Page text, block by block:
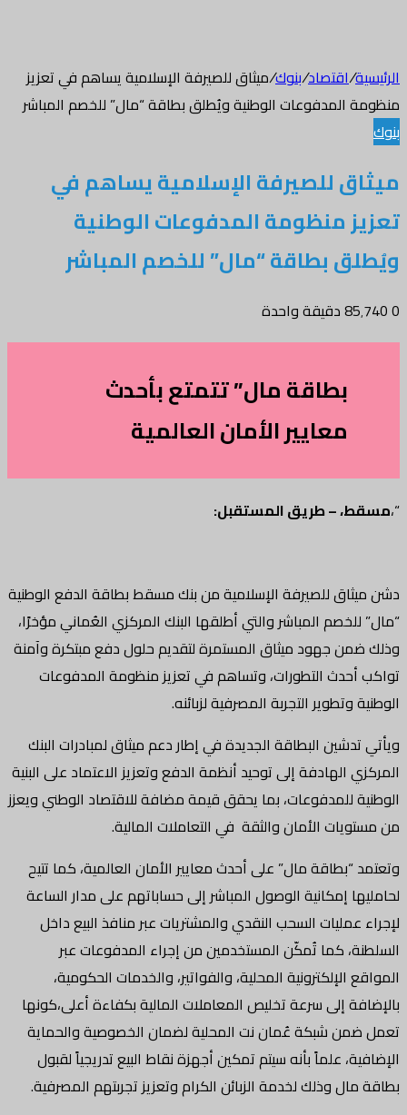
الرئيسية/اقتصاد/بنوك/ميثاق للصيرفة الإسلامية يساهم في تعزيز
منظومة المدفوعات الوطنية ويُطلق بطاقة “مال” للخصم المباشر
بنوك
ميثاق للصيرفة الإسلامية يساهم في
تعزيز منظومة المدفوعات الوطنية
ويُطلق بطاقة “مال” للخصم المباشر
0
دقيقة واحدة
فيسبوك
تويتر
واتساب
طباعة
بطاقة مال” تتمتع بأحدث
معايير الأمان العالمية
“،مسقط، – طريق المستقبل:
دشن ميثاق للصيرفة الإسلامية من بنك مسقط بطاقة الدفع الوطنية
“مال” للخصم المباشر والتي أطلقها البنك المركزي العُماني مؤخرًا،
وذلك ضمن جهود ميثاق المستمرة لتقديم حلول دفع مبتكرة وآمنة
تواكب أحدث التطورات، وتساهم في تعزيز منظومة المدفوعات
الوطنية وتطوير التجربة المصرفية لزبائنه.
ويأتي تدشين البطاقة الجديدة في إطار دعم ميثاق لمبادرات البنك
المركزي الهادفة إلى توحيد أنظمة الدفع وتعزيز الاعتماد على البنية
الوطنية للمدفوعات، بما يحقق قيمة مضافة للاقتصاد الوطني ويعزز
من مستويات الأمان والثقة في التعاملات المالية.
وتعتمد “بطاقة مال” على أحدث معايير الأمان العالمية، كما تتيح
لحامليها إمكانية الوصول المباشر إلى حساباتهم على مدار الساعة
لإجراء عمليات السحب النقدي والمشتريات عبر منافذ البيع داخل
السلطنة، كما تُمكّن المستخدمين من إجراء المدفوعات عبر
المواقع الإلكترونية المحلية، والفواتير، والخدمات الحكومية،
بالإضافة إلى سرعة تخليص المعاملات المالية بكفاءة أعلى،كونها
تعمل ضمن شبكة عُمان نت المحلية لضمان الخصوصية والحماية
الإضافية، علماً بأنه سيتم تمكين أجهزة نقاط البيع تدريجياً لقبول
بطاقة مال وذلك لخدمة الزبائن الكرام وتعزيز تجربتهم المصرفية.